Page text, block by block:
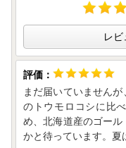
レ
まだ届いていません
のトウモロコシに比
め、北海道産のゴー
かと待っています。夏